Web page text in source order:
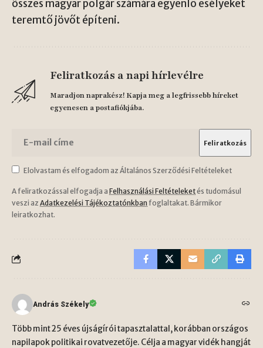
összes magyar polgár számára egyenlő esélyeket
teremtő jövőt építeni.
Feliratkozás a napi hírlevélre
Maradjon naprakész! Kapja meg a legfrissebb híreket
egyenesen a postafiókjába.
Elolvastam és elfogadom az Általános Szerződési Feltételeket
A feliratkozással elfogadja a Felhasználási Feltételeketés tudomásul
veszi az Adatkezelési Tájékoztatónkban foglaltakat. Bármikor
leiratkozhat.
András Székely
Több mint 25 éves újságírói tapasztalattal, korábban országos
napilapok politikai rovatvezetője. Célja a magyar vidék hangját